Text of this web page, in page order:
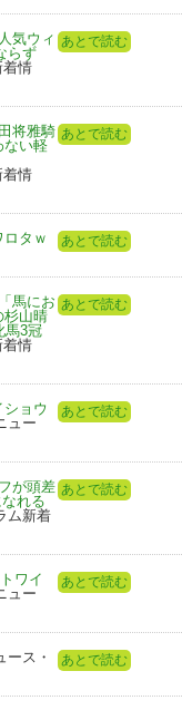
気ウィ
らず
着情
あとで読む
将雅騎
ない軽
着情
あとで読む
ロタｗ
あとで読む
馬にお
杉山晴
馬3冠
着情
あとで読む
ショウ
ュー
あとで読む
が頭差
れる
ム新着
あとで読む
ワイ
ュー
あとで読む
ース・
あとで読む